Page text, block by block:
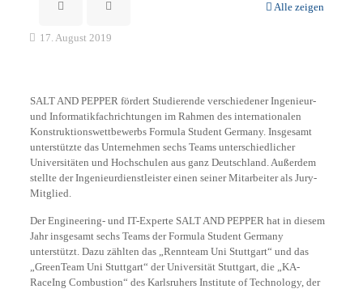
Alle zeigen
17. August 2019
SALT AND PEPPER fördert Studierende verschiedener Ingenieur-
und Informatikfachrichtungen im Rahmen des internationalen
Konstruktionswettbewerbs Formula Student Germany. Insgesamt
unterstützte das Unternehmen sechs Teams unterschiedlicher
Universitäten und Hochschulen aus ganz Deutschland. Außerdem
stellte der Ingenieurdienstleister einen seiner Mitarbeiter als Jury-
Mitglied.
Der Engineering- und IT-Experte SALT AND PEPPER hat in diesem
Jahr insgesamt sechs Teams der Formula Student Germany
unterstützt. Dazu zählten das „Rennteam Uni Stuttgart“ und das
„GreenTeam Uni Stuttgart“ der Universität Stuttgart, die „KA-
RaceIng Combustion“ des Karlsruhers Institute of Technology, der